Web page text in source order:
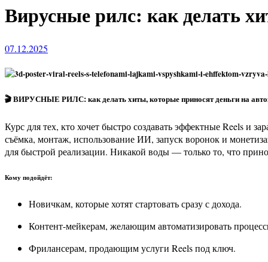
Вирусные рилс: как делать
07.12.2025
🎬 ВИРУСНЫЕ РИЛС: как делать хиты, которые приносят деньги на
Курс для тех, кто хочет быстро создавать эффектные Reels и зарабатывать на них деньги — от первых просмотров до устойчивого дохода. За 8 модулей вы получите рабочую систему: идеи,
съёмка, монтаж, использование ИИ, запуск воронок и
для быстрой реализации. Никакой воды — только то, что
Кому подойдёт:
Новичкам, которые хотят стартовать сразу с дохода.
Контент-мейкерам, желающим автоматизировать
Фрилансерам, продающим услуги Reels под ключ.